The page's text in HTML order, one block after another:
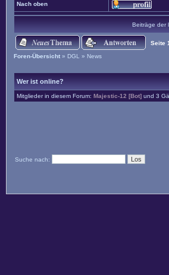
Nach oben
Beiträge der
Seite 1
Foren-Übersicht » DGL » News
Wer ist online?
Mitglieder in diesem Forum: Majestic-12 [Bot] und 3
Suche nach: